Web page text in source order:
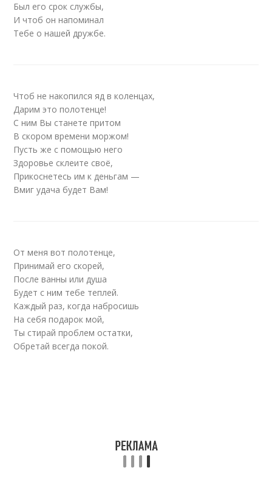
Был его срок службы,
И чтоб он напоминал
Тебе о нашей дружбе.
Чтоб не накопился яд в коленцах,
Дарим это полотенце!
С ним Вы станете притом
В скором времени моржом!
Пусть же с помощью него
Здоровье склеите своё,
Прикоснетесь им к деньгам —
Вмиг удача будет Вам!
От меня вот полотенце,
Принимай его скорей,
После ванны или душа
Будет с ним тебе теплей.
Каждый раз, когда набросишь
На себя подарок мой,
Ты стирай проблем остатки,
Обретай всегда покой.